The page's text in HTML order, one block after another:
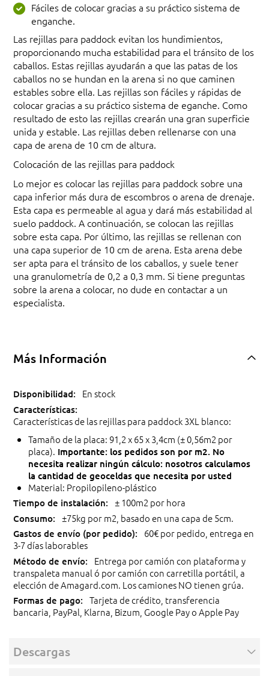
Fáciles de colocar gracias a su práctico sistema de
enganche.
Las rejillas para paddock evitan los hundimientos,
proporcionando mucha estabilidad para el tránsito de los
caballos. Estas rejillas ayudarán a que las patas de los
caballos no se hundan en la arena si no que caminen
estables sobre ella. Las rejillas son fáciles y rápidas de
colocar gracias a su práctico sistema de eganche. Como
resultado de esto las rejillas crearán una gran superficie
unida y estable. Las rejillas deben rellenarse con una
capa de arena de 10 cm de altura.
Colocación de las rejillas para paddock
Lo mejor es colocar las rejillas para paddock sobre una
capa inferior más dura de escombros o arena de drenaje.
Esta capa es permeable al agua y dará más estabilidad al
suelo paddock. A continuación, se colocan las rejillas
sobre esta capa. Por último, las rejillas se rellenan con
una capa superior de 10 cm de arena. Esta arena debe
ser apta para el tránsito de los caballos, y suele tener
una granulometría de 0,2 a 0,3 mm. Si tiene preguntas
sobre la arena a colocar, no dude en contactar a un
especialista.
Más Información
En stock
Características de las rejillas para paddock 3XL blanco:
Tamaño de la placa: 91,2 x 65 x 3,4cm (± 0,56m2 por
placa). Importante: los pedidos son por m2. No
necesita realizar ningún cálculo: nosotros calculamos
la cantidad de geoceldas que necesita por usted
Material: Propilopileno-plástico
± 100m2 por hora
±75kg por m2, basado en una capa de 5cm.
60€ por pedido, entrega en
3-7 días laborables
Entrega por camión con plataforma y
transpaleta manual ó por camión con carretilla portátil, a
elección de Amagard.com. Los camiones NO tienen grúa.
Tarjeta de crédito, transferencia
bancaria, PayPal, Klarna, Bizum, Google Pay o Apple Pay
Descargas